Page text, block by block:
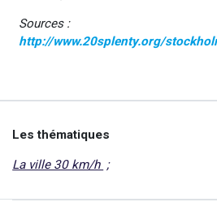
Sources :
http://www.20splenty.org/
Les thématiques
La ville 30 km/h